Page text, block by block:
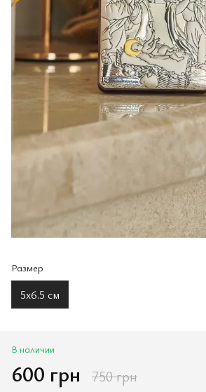
Размер
5х6.5 см
В наличии
600 грн 750 грн